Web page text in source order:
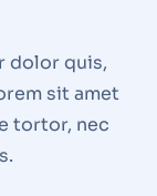
dolor quis,
sit amet
tortor, nec